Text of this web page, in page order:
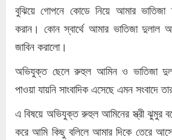
বুঝিয়ে গোপনে কোডে নিয়ে আমার ভাতিজা
করান। কোন স্বার্থে আমার ভাতিজা দুলাল
জাবিন করালো।
অভিযুক্ত ছেলে রুহুল আমিন ও ভাতিজা
পাওয়া যায়নি সাংবাদিক এসেছে এমন সংবাদে
এ বিষয়ে অভিযুক্ত রুহুল আমিনের স্ত্রী ঝুমুর
করে আমি কিছু বলিলে আমার দিকে তেরে